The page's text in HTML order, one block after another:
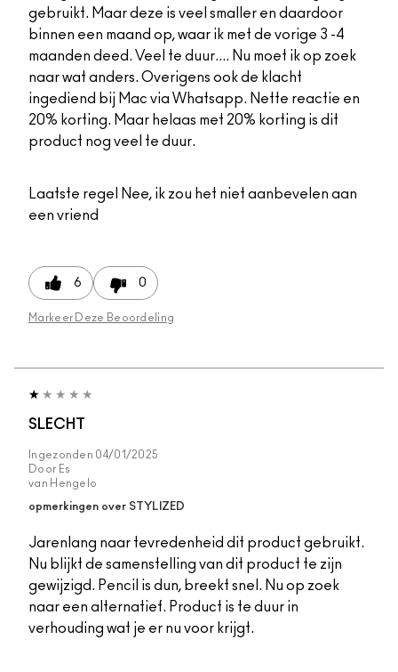
gebruikt. Maar deze is veel smaller en daardoor
binnen een maand op, waar ik met de vorige 3 -4
maanden deed. Veel te duur.... Nu moet ik op zoek
naar wat anders. Overigens ook de klacht
ingediend bij Mac via Whatsapp. Nette reactie en
20% korting. Maar helaas met 20% korting is dit
product nog veel te duur.
Laatste regel
Nee, ik zou het niet aanbevelen aan
een vriend
6 0
Markeer Deze Beoordeling
SLECHT
Ingezonden 04/01/2025
Door Es
van Hengelo
opmerkingen over STYLIZED
Jarenlang naar tevredenheid dit product gebruikt.
Nu blijkt de samenstelling van dit product te zijn
gewijzigd. Pencil is dun, breekt snel. Nu op zoek
naar een alternatief. Product is te duur in
verhouding wat je er nu voor krijgt.